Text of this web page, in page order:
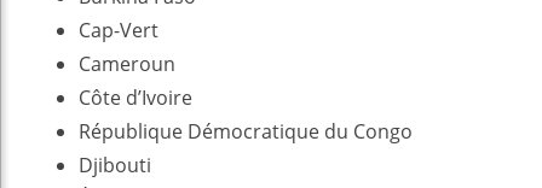
Cap-Vert
Cameroun
Côte d’Ivoire
République Démocratique du Congo
Djibouti